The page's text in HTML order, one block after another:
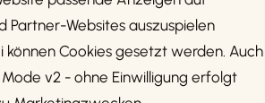
Partner-Websites auszuspielen
können Cookies gesetzt werden. Auch
v2 - ohne Einwilligung erfolgt